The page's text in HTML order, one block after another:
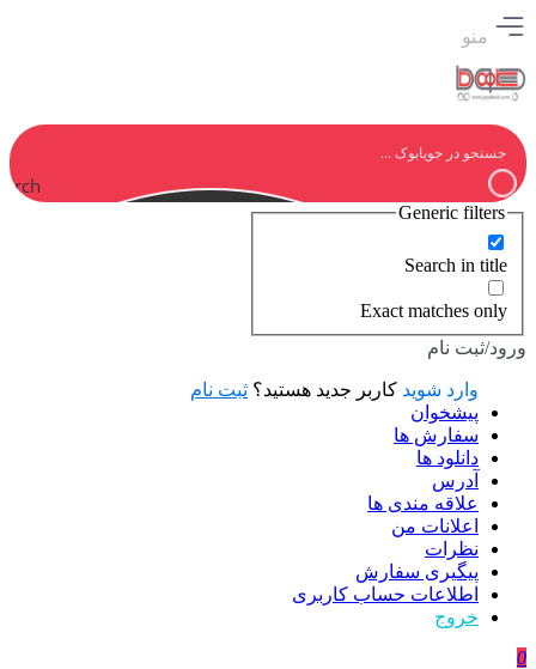
منو
Generic filters
Search in title
Exact matches only
ورود/ثبت نام
وارد شوید کاربر جدید هستید؟ ثبت نام
پیشخوان
سفارش ها
دانلود ها
آدرس
علاقه مندی ها
اعلانات من
نظرات
پیگیری سفارش
اطلاعات حساب كاربری
خروج
0